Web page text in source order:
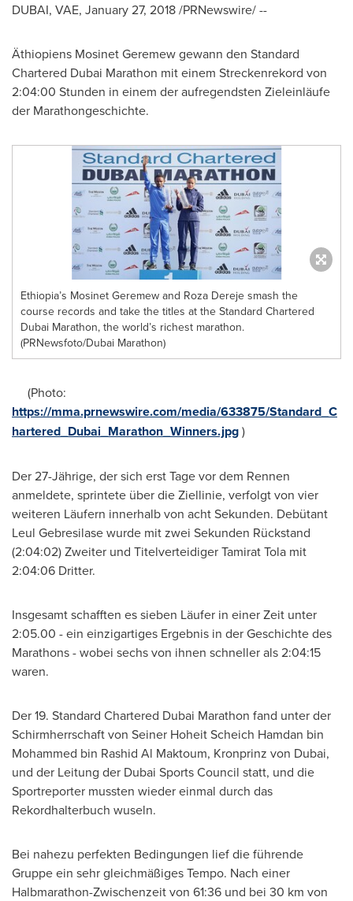
DUBAI, VAE, January 27, 2018/PRNewswire/ --
Äthiopiens Mosinet Geremew gewann den Standard
Chartered Dubai Marathon mit einem Streckenrekord von
2:04:00 Stunden in einem der aufregendsten Zieleinläufe
der Marathongeschichte.
Ethiopia’s Mosinet Geremew and Roza Dereje smash the
course records and take the titles at the Standard Chartered
Dubai Marathon, the world’s richest marathon.
(PRNewsfoto/Dubai Marathon)
(Photo:
https://mma.prnewswire.com/media/633875/Standard_C
hartered_Dubai_Marathon_Winners.jpg)
Der 27-Jährige, der sich erst Tage vor dem Rennen
anmeldete, sprintete über die Ziellinie, verfolgt von vier
weiteren Läufern innerhalb von acht Sekunden. Debütant
Leul Gebresilase wurde mit zwei Sekunden Rückstand
(2:04:02) Zweiter und Titelverteidiger Tamirat Tola mit
2:04:06 Dritter.
Insgesamt schafften es sieben Läufer in einer Zeit unter
2:05.00 - ein einzigartiges Ergebnis in der Geschichte des
Marathons - wobei sechs von ihnen schneller als 2:04:15
waren.
Der 19. Standard Chartered Dubai Marathon fand unter der
Schirmherrschaft von Seiner Hoheit Scheich Hamdan bin
Mohammed bin Rashid Al Maktoum, Kronprinz von Dubai,
und der Leitung der Dubai Sports Council statt, und die
Sportreporter mussten wieder einmal durch das
Rekordhalterbuch wuseln.
Bei nahezu perfekten Bedingungen lief die führende
Gruppe ein sehr gleichmäßiges Tempo. Nach einer
Halbmarathon-Zwischenzeit von 61:36 und bei 30 km von